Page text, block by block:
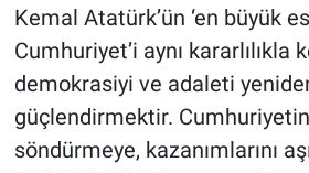
Kemal Atatürk’ün ‘en büyük
Cumhuriyet’i aynı kararlılıkla
demokrasiyi ve adaleti
güçlendirmektir. Cumhuriyetin
söndürmeye, kazanımlarını